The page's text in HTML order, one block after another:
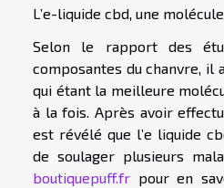
L’e-liquide cbd, une
Selon le rapport des
composantes du chanvre, il
qui étant la meilleure
à la fois. Après avoir
est révélé que l’e liquide
de soulager plusieurs
boutiquepuff.fr pour en